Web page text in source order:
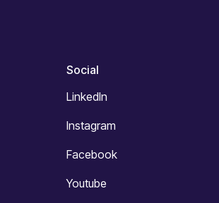
Social
LinkedIn
Instagram
Facebook
Youtube